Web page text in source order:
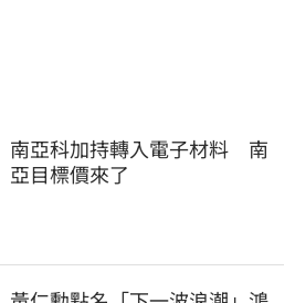
南亞科加持轉入電子材料　南
亞目標價來了